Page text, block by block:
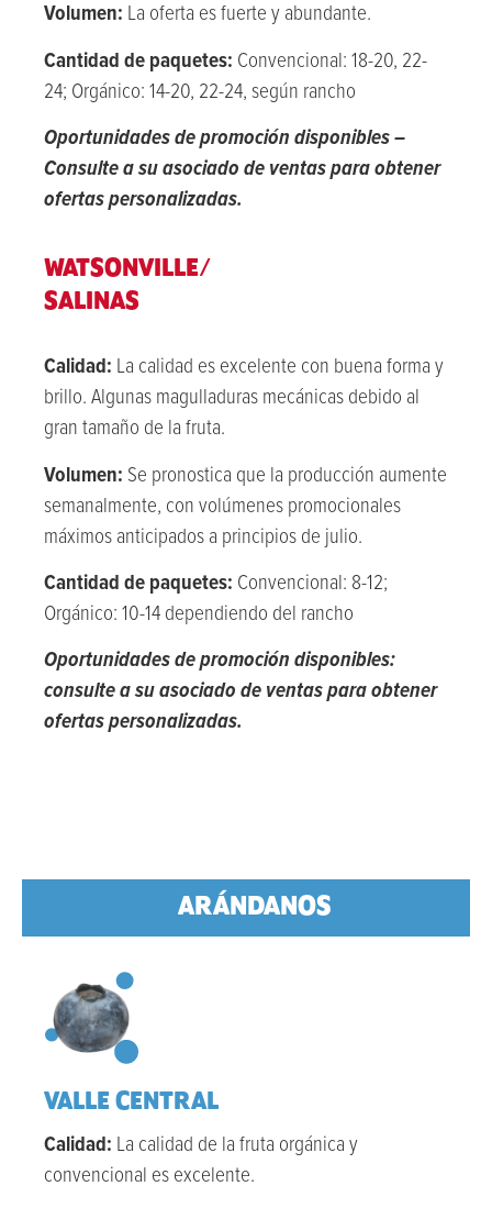
Volumen: La oferta es fuerte y abundante.
Cantidad de paquetes: Convencional: 18-20, 22-
24; Orgánico: 14-20, 22-24, según rancho
Oportunidades de promoción disponibles–
Consulte a su asociado de ventas para obtener
ofertas personalizadas.
WATSONVILLE/
SALINAS
Calidad: La calidad es excelente con buena forma y
brillo. Algunas magulladuras mecánicas debido al
gran tamaño de la fruta.
Volumen: Se pronostica que la producción aumente
semanalmente, con volúmenes promocionales
máximos anticipados a principios de julio.
Cantidad de paquetes: Convencional: 8-12;
Orgánico: 10-14 dependiendo del rancho
Oportunidades de promoción disponibles:
consulte a su asociado de ventas para obtener
ofertas personalizadas.
ARÁNDANOS
VALLE CENTRAL
Calidad: La calidad de la fruta orgánica y
convencional es excelente.